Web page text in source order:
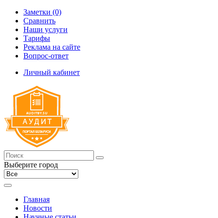
Заметки (0)
Сравнить
Наши услуги
Тарифы
Реклама на сайте
Вопрос-ответ
Личный кабинет
Выберите город
Главная
Новости